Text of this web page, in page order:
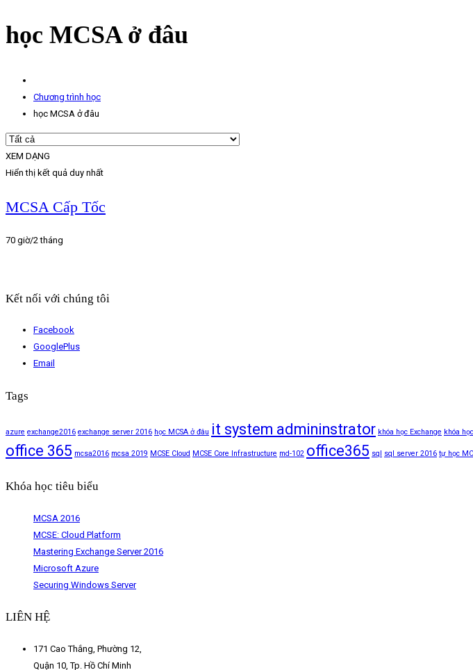
học MCSA ở đâu
Chương trình học
học MCSA ở đâu
XEM DẠNG
Hiển thị kết quả duy nhất
MCSA Cấp Tốc
70 giờ/2 tháng
Kết nối với chúng tôi
Facebook
GooglePlus
Email
Tags
azure exchange2016 exchange server 2016 học MCSA ở đâu it system admininstrator khóa học Exchange khóa
office 365 mcsa2016 mcsa 2019 MCSE Cloud MCSE Core Infrastructure md-102 office365 sql sql server 2016 tự học
Khóa học tiêu biểu
MCSA 2016
MCSE: Cloud Platform
Mastering Exchange Server 2016
Microsoft Azure
Securing Windows Server
LIÊN HỆ
171 Cao Thắng, Phường 12,
Quận 10, Tp. Hồ Chí Minh